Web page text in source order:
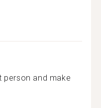
person and make